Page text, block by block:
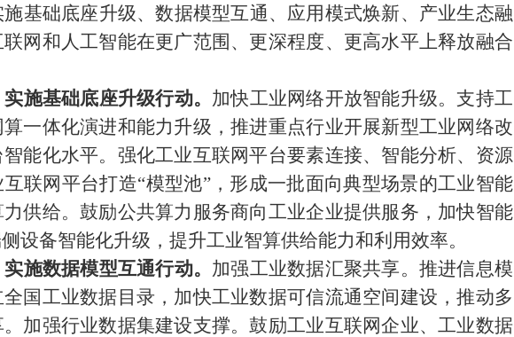
施基础底座升级、数据模型互通、应用模式焕新、产业生态融
网和人工智能在更广范围、更深程度、更高水平上释放融合
施基础底座升级行动。 加快工业网络开放智能升级。支持工
一体化演进和能力升级，推进重点行业开展新型工业网络改
能化水平。强化工业互联网平台要素连接、智能分析、资源
联网平台打造“模型池”，形成一批面向典型场景的工业智能
供给。鼓励公共算力服务商向工业企业提供服务，加快智能
设备智能化升级，提升工业智算供给能力和利用效率。
施数据模型互通行动。 加强工业数据汇聚共享。推进信息模
国工业数据目录，加快工业数据可信流通空间建设，推动多
加强行业数据集建设支撑。鼓励工业互联网企业、工业数据